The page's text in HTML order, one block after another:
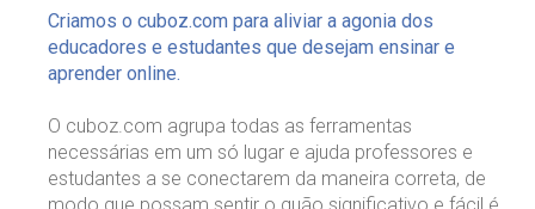
Criamos o cuboz.com para aliviar a agonia dos
educadores e estudantes que desejam ensinar e
aprender online.
O cuboz.com agrupa todas as ferramentas
necessárias em um só lugar e ajuda professores e
estudantes a se conectarem da maneira correta, de